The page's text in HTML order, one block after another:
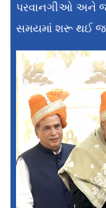
પરવાનગીઓ અને
સમયમાં શરૂ થઈ